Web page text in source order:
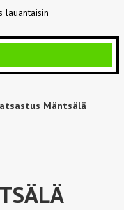
lauantaisin
Mäntsälä